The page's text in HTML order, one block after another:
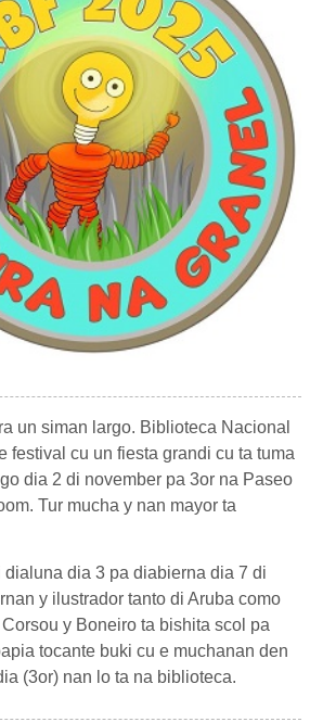
un siman largo. Biblioteca Nacional
festival cu un fiesta grandi cu ta tuma
dia 2 di november pa 3or na Paseo
Tur mucha y nan mayor ta
dialuna dia 3 pa diabierna dia 7 di
y ilustrador tanto di Aruba como
y Boneiro ta bishita scol pa
tocante buki cu e muchanan den
(3or) nan lo ta na biblioteca.